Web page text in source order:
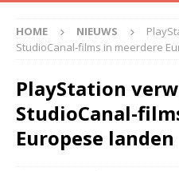
HOME NIEUWS
StudioCanal-films in meerdere
PlayStation
StudioCanal-
Europese landen